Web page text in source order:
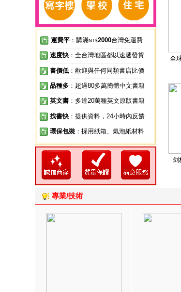
運費平 ：購滿NT$2000台灣免運費
速度快 ：全台灣地區都以速遞發貨
書價低 ：歡迎與任何同類書店比價
品種多 ：超過80多萬簡體中文書籍
英文書 ：多達20萬種英文原版書籍
找書快 ：提供資料，24小時內反饋
環保包裝 ：採用紙箱、氣泡紙材料
全
剑
專業/技術